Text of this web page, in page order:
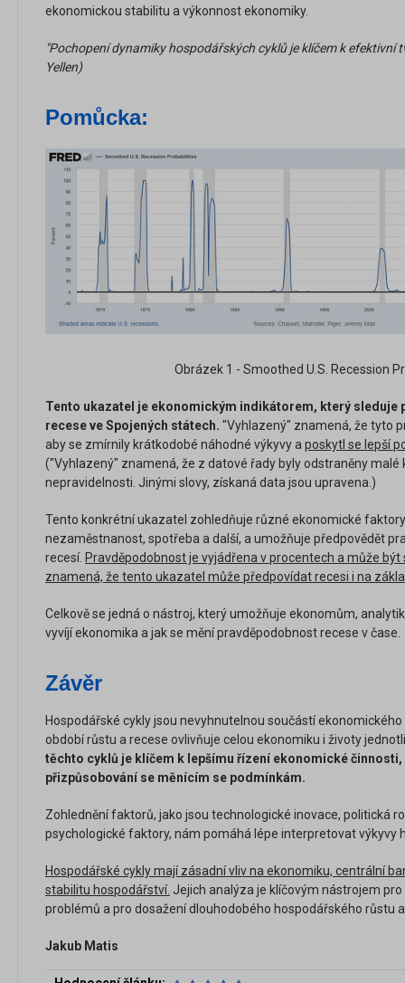
ekonomickou stabilitu a výkonnost ekonomiky.
"Pochopení dynamiky hospodářských cyklů je klíčem k efektivní
Yellen)
Pomůcka:
Obrázek 1 - Smoothed U.S. Recession
Tento ukazatel je ekonomickým indikátorem, který sleduje
recese ve Spojených státech. "Vyhlazený" znamená, že tyto
aby se zmírnily krátkodobé náhodné výkyvy a poskytl se lepší
("Vyhlazený" znamená, že z datové řady byly odstraněny malé
nepravidelnosti. Jinými slovy, získaná data jsou upravena.)
Tento konkrétní ukazatel zohledňuje různé ekonomické faktory
nezaměstnanost, spotřeba a další, a umožňuje předpovědět
recesí. Pravděpodobnost je vyjádřena v procentech a může
znamená, že tento ukazatel může předpovídat recesi i na
Celkově se jedná o nástroj, který umožňuje ekonomům,
vyvíjí ekonomika a jak se mění pravděpodobnost recese v čase.
Závěr
Hospodářské cykly jsou nevyhnutelnou součástí
období růstu a recese ovlivňuje celou ekonomiku i životy
těchto cyklů je klíčem k lepšímu řízení ekonomické
přizpůsobování se měnícím se podmínkám.
Zohlednění faktorů, jako jsou technologické inovace, politická
psychologické faktory, nám pomáhá lépe interpretovat výkyvy
Hospodářské cykly mají zásadní vliv na ekonomiku, centrální
stabilitu hospodářství. Jejich analýza je klíčovým nástrojem
problémů a pro dosažení dlouhodobého hospodářského růstu
Jakub Matis